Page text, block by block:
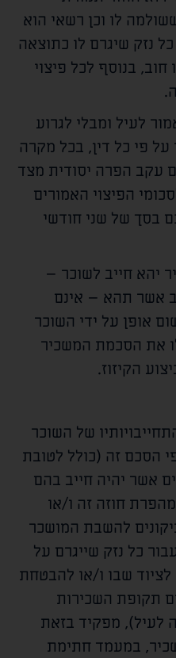
לו וכן רשאי הוא
נזק שיגרם לו כתוצאה
בנוסף לכל פיצוי
לעיל ומבלי לגרוע
על פי כל דין, בכל מקרה
עקב הפרה יסודית מצד
הפיצוי האמורים
בסך של שני חודשי
יהא חייב לשוכר –
אשר תהא – אינם
אופן על ידי השוכר
את הסכמת המשכיר
הקיזוז.
של השוכר
הסכם זה (כולל לטובת
אשר יהיה חייב בהם
חוזה זה ו/או
להשבת המושכר
כל נזק שייגרם על
לציוד שבו ו/או להבטחת
תקופת השכירות
לעיל), מפקיד בזאת
במעמד חתימת